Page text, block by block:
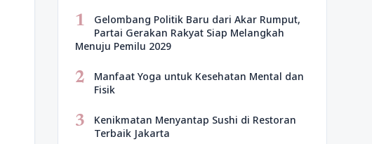
1
Gelombang Politik Baru dari Akar Rumput,
Partai Gerakan Rakyat Siap Melangkah
Menuju Pemilu 2029
2
Manfaat Yoga untuk Kesehatan Mental dan
Fisik
3
Kenikmatan Menyantap Sushi di Restoran
Terbaik Jakarta